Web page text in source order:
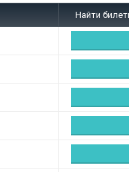
Найти